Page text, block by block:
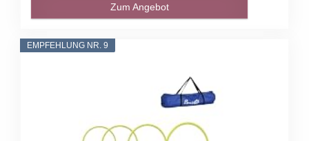
Zum Angebot
EMPFEHLUNG NR. 9